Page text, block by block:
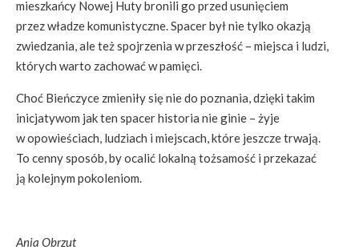
mieszkańcy Nowej Huty bronili go przed usunięciem
przez władze komunistyczne. Spacer był nie tylko okazją
zwiedzania, ale też spojrzenia w przeszłość – miejsca i ludzi,
których warto zachować w pamięci.
Choć Bieńczyce zmieniły się nie do poznania, dzięki takim
inicjatywom jak ten spacer historia nie ginie – żyje
w opowieściach, ludziach i miejscach, które jeszcze trwają.
To cenny sposób, by ocalić lokalną tożsamość i przekazać
ją kolejnym pokoleniom.
Ania Obrzut